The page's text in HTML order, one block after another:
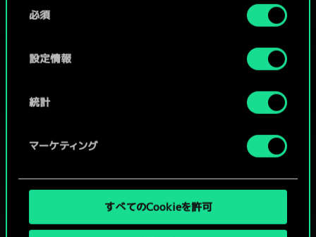
詳細は、下記の「設定」メニューでご確認ください。
必須
設定情報
統計
マーケティング
すべてのCookieを許可